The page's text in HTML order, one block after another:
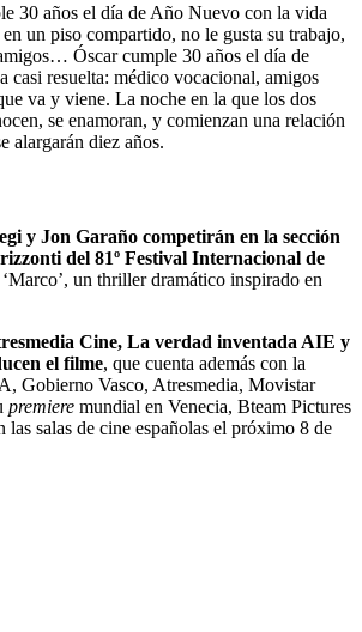
30 años el día de Año Nuevo con la vida
un piso compartido, no le gusta su trabajo,
Óscar cumple 30 años el día de
casi resuelta: médico vocacional, amigos
va y viene. La noche en la que los dos
se enamoran, y comienzan una relación
alargarán diez años.
y Jon Garaño competirán en la sección
del 81º Festival Internacional de
un thriller dramático inspirado en
Cine, La verdad inventada AIE y
el filme, que cuenta además con la
Gobierno Vasco, Atresmedia, Movistar
premiere mundial en Venecia, Bteam Pictures
las salas de cine españolas el próximo 8 de